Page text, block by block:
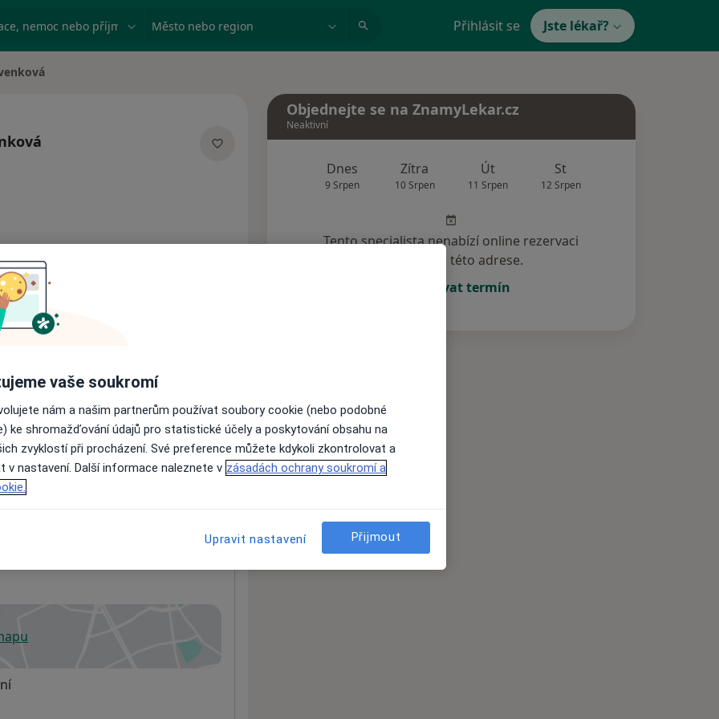
nemoc nebo příjmení Město nebo region Přihlásit se Jste lékař?
nejsou k dispozici
informace o svých službách.
v nové záložce
Objednejte se na ZnamyLekar.cz
Neaktivní
Dnes
9 Srpen
Zítra
10 Srpen
Út
11 Srpen
St
12 Srpen
Tento specialista nenabízí online rezervaci
termínu na této adrese.
Rezervovat termín
vaše soukromí
nám a našim partnerům používat soubory cookie (nebo podobné
ke shromažďování údajů pro statistické účely a poskytování obsahu na
zvyklostí při procházení. Své preference můžete kdykoli zkontrolovat a
v nastavení. Další informace naleznete v zásadách ochrany soukromí a
Upravit nastavení Přijmout